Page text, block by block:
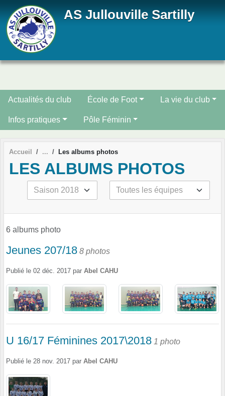
AS Jullouville Sartilly
Actualités du club École de Foot La vie du club
Infos pratiques Pôle Féminin
Accueil Les albums photos
LES ALBUMS PHOTOS
6 albums photo
Jeunes 207/18 8 photos
Publié le 02 déc. 2017 par Abel CAHU
U 16/17 Féminines 2017\2018 1 photo
Publié le 28 nov. 2017 par Abel CAHU
Panneau de gestion des cookies